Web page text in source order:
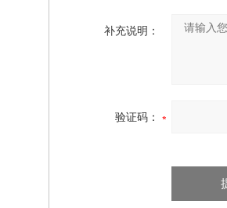
补充说明：
验证码：